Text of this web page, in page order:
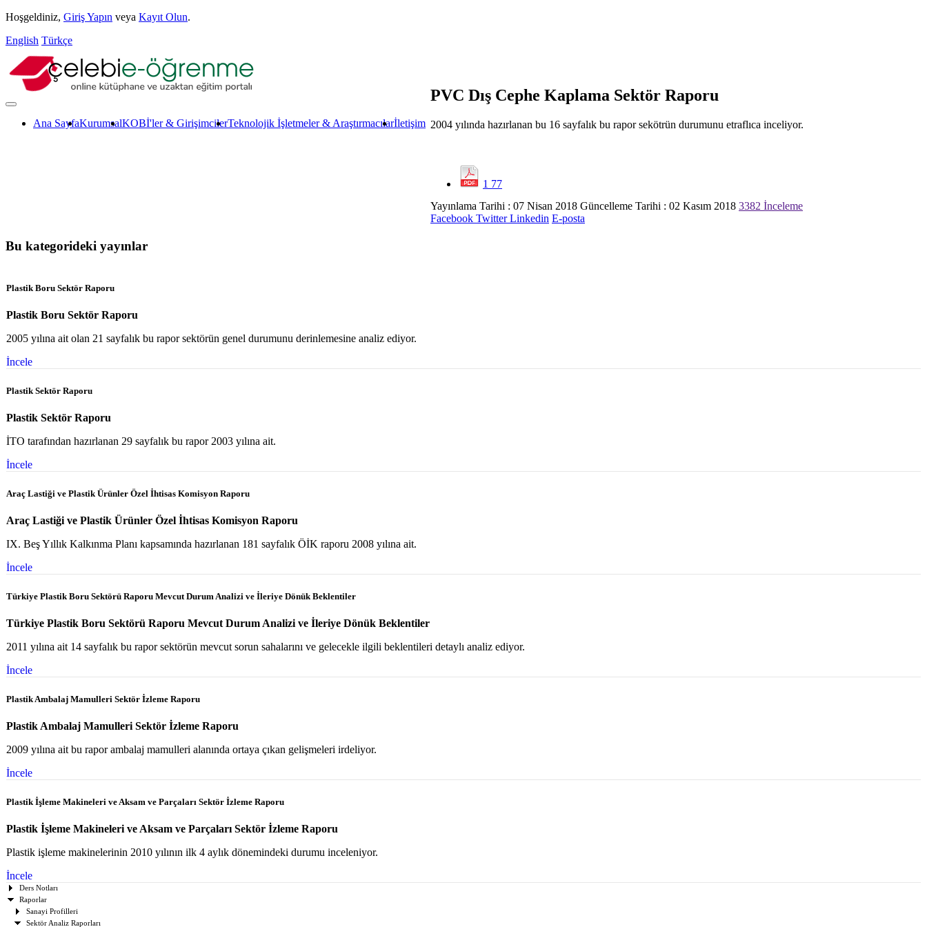
Hoşgeldiniz, Giriş Yapın veya Kayıt Olun.
English Türkçe
Ana SayfaKurumsalKOBİ'ler & GirişimcilerTeknolojik İşletmeler & Araştırmacılarİletişim
PVC Dış Cephe Kaplama Sektör Raporu
2004 yılında hazırlanan bu 16 sayfalık bu rapor sekötrün durumunu etraflıca inceliyor.
1 77
Yayınlama Tarihi : 07 Nisan 2018 Güncelleme Tarihi : 02 Kasım 2018 3382 İnceleme
Facebook Twitter Linkedin E-posta
Bu kategorideki yayınlar
Plastik Boru Sektör Raporu
Plastik Boru Sektör Raporu
2005 yılına ait olan 21 sayfalık bu rapor sektörün genel durumunu derinlemesine analiz ediyor.
İncele
Plastik Sektör Raporu
Plastik Sektör Raporu
İTO tarafından hazırlanan 29 sayfalık bu rapor 2003 yılına ait.
İncele
Araç Lastiği ve Plastik Ürünler Özel İhtisas Komisyon Raporu
Araç Lastiği ve Plastik Ürünler Özel İhtisas Komisyon Raporu
IX. Beş Yıllık Kalkınma Planı kapsamında hazırlanan 181 sayfalık ÖİK raporu 2008 yılına ait.
İncele
Türkiye Plastik Boru Sektörü Raporu Mevcut Durum Analizi ve İleriye Dönük Beklentiler
Türkiye Plastik Boru Sektörü Raporu Mevcut Durum Analizi ve İleriye Dönük Beklentiler
2011 yılına ait 14 sayfalık bu rapor sektörün mevcut sorun sahalarını ve gelecekle ilgili beklentileri detaylı analiz ediyor.
İncele
Plastik Ambalaj Mamulleri Sektör İzleme Raporu
Plastik Ambalaj Mamulleri Sektör İzleme Raporu
2009 yılına ait bu rapor ambalaj mamulleri alanında ortaya çıkan gelişmeleri irdeliyor.
İncele
Plastik İşleme Makineleri ve Aksam ve Parçaları Sektör İzleme Raporu
Plastik İşleme Makineleri ve Aksam ve Parçaları Sektör İzleme Raporu
Plastik işleme makinelerinin 2010 yılının ilk 4 aylık dönemindeki durumu inceleniyor.
İncele
Ders Notları
Raporlar
Sanayi Profilleri
Sektör Analiz Raporları